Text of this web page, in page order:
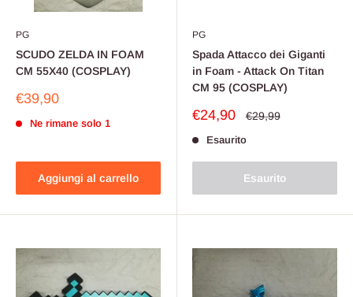
PG
SCUDO ZELDA IN FOAM
CM 55X40 (COSPLAY)
Prezzo
€39,90
Ne rimane solo 1
Aggiungi al carrello
PG
Spada Attacco dei Giganti
in Foam - Attack On Titan
CM 95 (COSPLAY)
Prezzo
€24,90 Prezzo
€29,99
Esaurito
Esaurito